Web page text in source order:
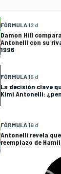
FÓRMULA 12 d
Damon Hill
Antonelli con su
1996
FÓRMULA 15 d
La decisión clave
Kimi Antonelli:
FÓRMULA 16 d
Antonelli revela
reemplazo de